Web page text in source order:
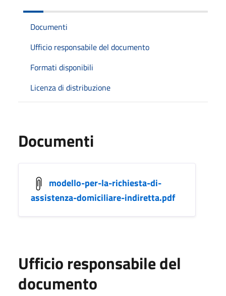
Documenti
Ufficio responsabile del documento
Formati disponibili
Licenza di distribuzione
Documenti
modello-per-la-richiesta-di-
assistenza-domiciliare-indiretta.pdf
Ufficio responsabile del
documento